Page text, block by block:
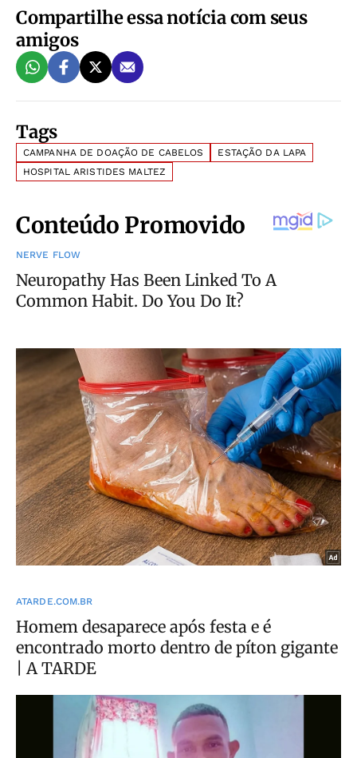
Compartilhe essa notícia com seus
amigos
Tags
CAMPANHA DE DOAÇÃO DE CABELOS
ESTAÇÃO DA LAPA
HOSPITAL ARISTIDES MALTEZ